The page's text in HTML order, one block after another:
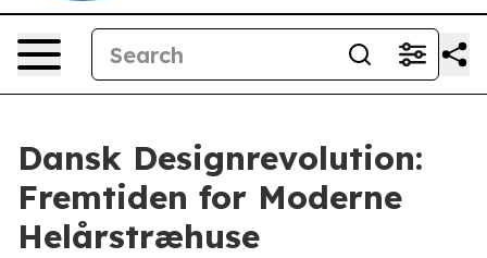
Dansk Designrevolution:
Fremtiden for Moderne
Helårstræhuse